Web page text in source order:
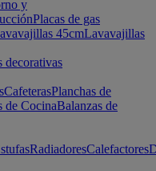
y
Placas de gas
45cmLavavajillas
decorativas
CafeterasPlanchas de
de CocinaBalanzas de
RadiadoresCalefactores